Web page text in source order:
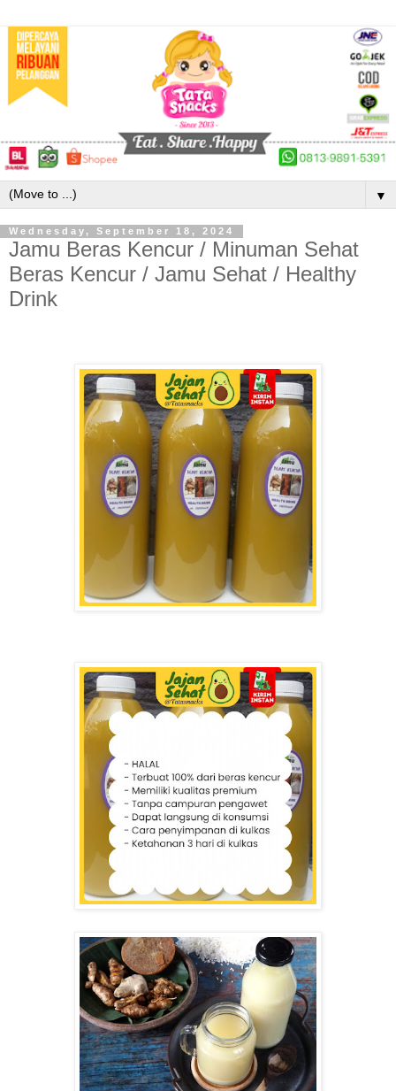
▼
Wednesday, September 18, 2024
Jamu Beras Kencur / Minuman Sehat
Beras Kencur / Jamu Sehat / Healthy
Drink